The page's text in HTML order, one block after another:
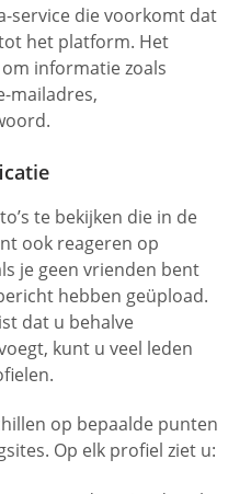
service die voorkomt dat
het platform. Het
informatie zoals
mailadres,
te bekijken die in de
ook reageren op
je geen vrienden bent
hebben geüpload.
dat u behalve
kunt u veel leden
op bepaalde punten
Op elk profiel ziet u: